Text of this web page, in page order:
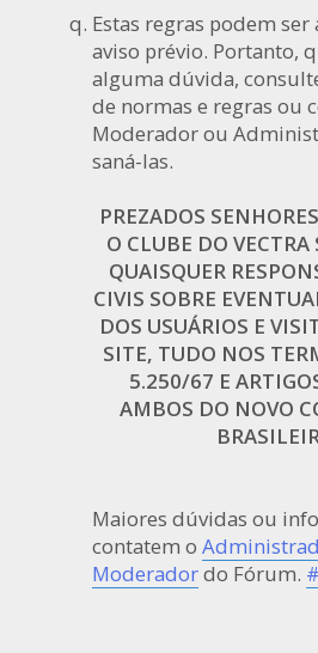
Estas regras podem
aviso prévio. Portanto,
alguma dúvida,
de normas e regras ou
Moderador ou
saná-las.
PREZADOS
O CLUBE DO VECTRA
QUAISQUER
CIVIS SOBRE
DOS USUÁRIOS E
SITE, TUDO NOS
5.250/67 E
AMBOS DO NOVO
Maiores dúvidas ou
contatem o
Moderadordo Fórum. #